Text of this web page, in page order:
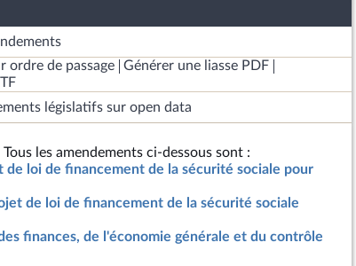
ordre de passage
Générer une liasse PDF
législatifs sur open data
les amendements ci-dessous sont :
de loi de financement de la sécurité sociale pour
de loi de financement de la sécurité sociale
finances, de l'économie générale et du contrôle